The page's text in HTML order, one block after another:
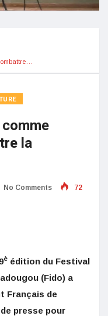
la
No Comments 72
è édition du Festival
(Fido) a
Français de
presse pour